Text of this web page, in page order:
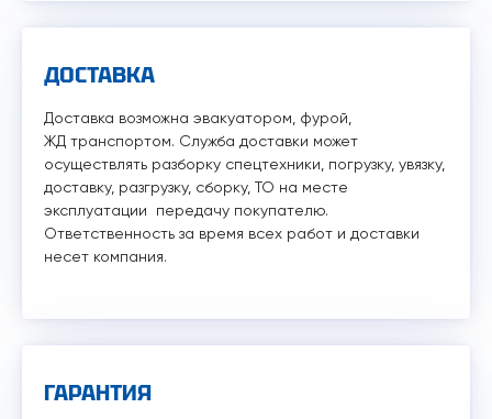
ДОСТАВКА
Доставка возможна эвакуатором, фурой,
ЖД транспортом. Служба доставки может
осуществлять разборку спецтехники, погрузку, увязку,
доставку, разгрузку, сборку, ТО на месте
эксплуатации передачу покупателю.
Ответственность за время всех работ и доставки
несет компания.
ГАРАНТИЯ